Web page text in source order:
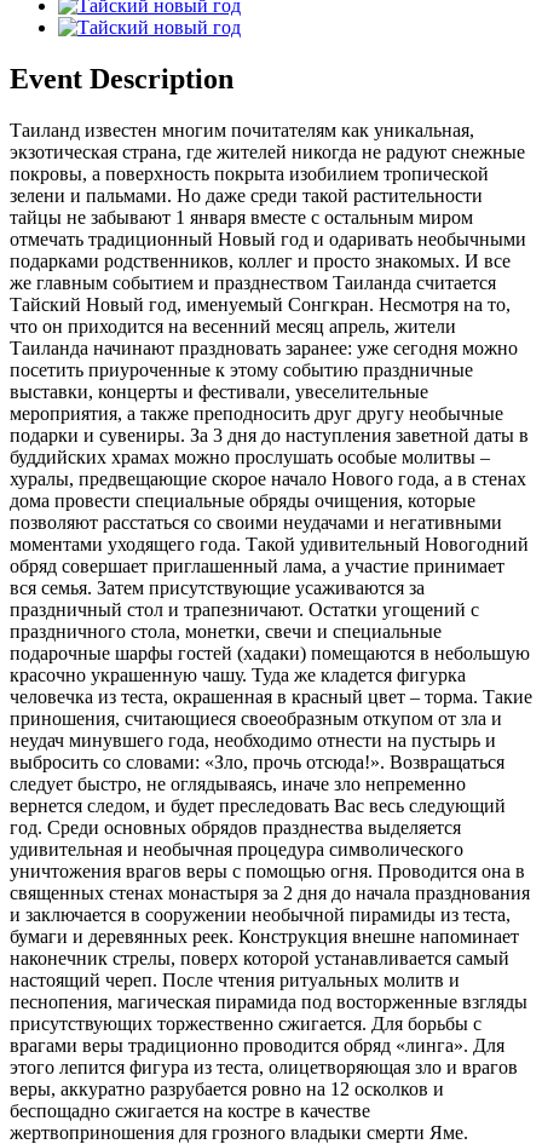
Event Description
Таиланд известен многим почитателям как уникальная,
экзотическая страна, где жителей никогда не радуют снежные
покровы, а поверхность покрыта изобилием тропической
зелени и пальмами. Но даже среди такой растительности
тайцы не забывают 1 января вместе с остальным миром
отмечать традиционный Новый год и одаривать необычными
подарками родственников, коллег и просто знакомых. И все
же главным событием и празднеством Таиланда считается
Тайский Новый год, именуемый Сонгкран. Несмотря на то,
что он приходится на весенний месяц апрель, жители
Таиланда начинают праздновать заранее: уже сегодня можно
посетить приуроченные к этому событию праздничные
выставки, концерты и фестивали, увеселительные
мероприятия, а также преподносить друг другу необычные
подарки и сувениры. За 3 дня до наступления заветной даты в
буддийских храмах можно прослушать особые молитвы –
хуралы, предвещающие скорое начало Нового года, а в стенах
дома провести специальные обряды очищения, которые
позволяют расстаться со своими неудачами и негативными
моментами уходящего года. Такой удивительный Новогодний
обряд совершает приглашенный лама, а участие принимает
вся семья. Затем присутствующие усаживаются за
праздничный стол и трапезничают. Остатки угощений с
праздничного стола, монетки, свечи и специальные
подарочные шарфы гостей (хадаки) помещаются в небольшую
красочно украшенную чашу. Туда же кладется фигурка
человечка из теста, окрашенная в красный цвет – торма. Такие
приношения, считающиеся своеобразным откупом от зла и
неудач минувшего года, необходимо отнести на пустырь и
выбросить со словами: «Зло, прочь отсюда!». Возвращаться
следует быстро, не оглядываясь, иначе зло непременно
вернется следом, и будет преследовать Вас весь следующий
год. Среди основных обрядов празднества выделяется
удивительная и необычная процедура символического
уничтожения врагов веры с помощью огня. Проводится она в
священных стенах монастыря за 2 дня до начала празднования
и заключается в сооружении необычной пирамиды из теста,
бумаги и деревянных реек. Конструкция внешне напоминает
наконечник стрелы, поверх которой устанавливается самый
настоящий череп. После чтения ритуальных молитв и
песнопения, магическая пирамида под восторженные взгляды
присутствующих торжественно сжигается. Для борьбы с
врагами веры традиционно проводится обряд «линга». Для
этого лепится фигура из теста, олицетворяющая зло и врагов
веры, аккуратно разрубается ровно на 12 осколков и
беспощадно сжигается на костре в качестве
жертвоприношения для грозного владыки смерти Яме.